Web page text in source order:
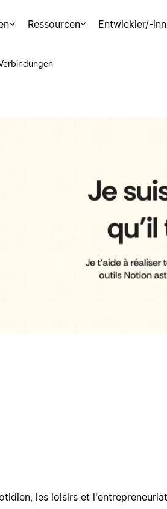
Ressourcen Entwickler/-
les loisirs et